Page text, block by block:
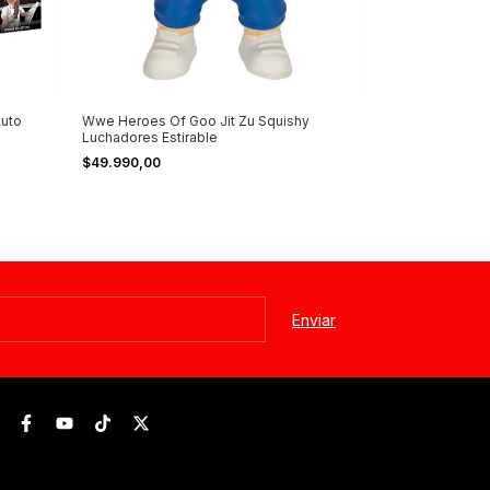
Wwe Heroes Of Goo Jit Zu Squishy
Luchadores Estirable
$49.990,00